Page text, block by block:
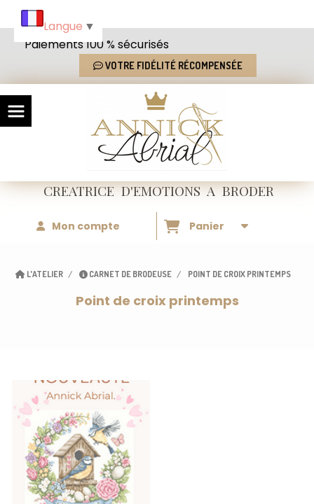
Paiements 100 % sécurisés
VOTRE FIDÉLITÉ RÉCOMPENSÉE
CREATRICED'EMOTIONSA BRODER
Mon compte Panier
L'ATELIER CARNET DE BRODEUSE POINT DE CROIX PRINTEMPS
Point de croix printemps
Langue ▼